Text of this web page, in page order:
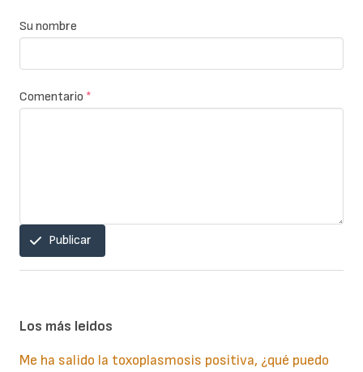
Su nombre
Comentario *
Publicar
Los más leidos
Me ha salido la toxoplasmosis positiva, ¿qué puedo